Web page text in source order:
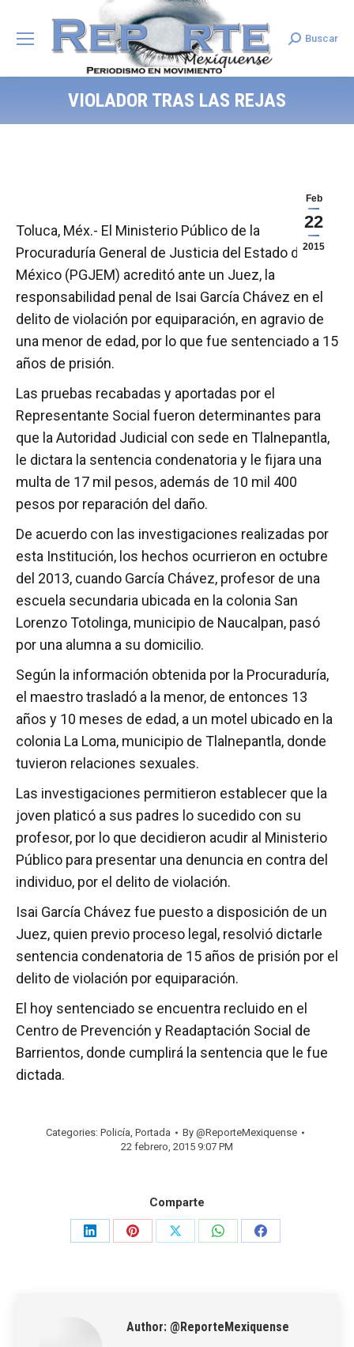
Search:
Buscar
VIOLADOR TRAS LAS REJAS
Feb
22
2015
Toluca, Méx.- El Ministerio Público de la
Procuraduría General de Justicia del Estado de
México (PGJEM) acreditó ante un Juez, la
responsabilidad penal de Isai García Chávez en el
delito de violación por equiparación, en agravio de
una menor de edad, por lo que fue sentenciado a 15
años de prisión.
Las pruebas recabadas y aportadas por el
Representante Social fueron determinantes para
que la Autoridad Judicial con sede en Tlalnepantla,
le dictara la sentencia condenatoria y le fijara una
multa de 17 mil pesos, además de 10 mil 400
pesos por reparación del daño.
De acuerdo con las investigaciones realizadas por
esta Institución, los hechos ocurrieron en octubre
del 2013, cuando García Chávez, profesor de una
escuela secundaria ubicada en la colonia San
Lorenzo Totolinga, municipio de Naucalpan, pasó
por una alumna a su domicilio.
Según la información obtenida por la Procuraduría,
el maestro trasladó a la menor, de entonces 13
años y 10 meses de edad, a un motel ubicado en la
colonia La Loma, municipio de Tlalnepantla, donde
tuvieron relaciones sexuales.
Las investigaciones permitieron establecer que la
joven platicó a sus padres lo sucedido con su
profesor, por lo que decidieron acudir al Ministerio
Público para presentar una denuncia en contra del
individuo, por el delito de violación.
Isai García Chávez fue puesto a disposición de un
Juez, quien previo proceso legal, resolvió dictarle
sentencia condenatoria de 15 años de prisión por el
delito de violación por equiparación.
El hoy sentenciado se encuentra recluido en el
Centro de Prevención y Readaptación Social de
Barrientos, donde cumplirá la sentencia que le fue
dictada.
Categories: Policía, Portada By @ReporteMexiquense
22 febrero, 2015 9:07 PM
Comparte
Share
Share
Share
Share
Share
Author: @ReporteMexiquense